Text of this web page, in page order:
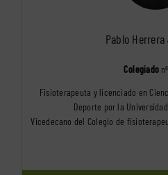
Pablo
Colegiado
Fisioterapeuta y licenciado en
Deporte por la
Vicedecano del Colegio de